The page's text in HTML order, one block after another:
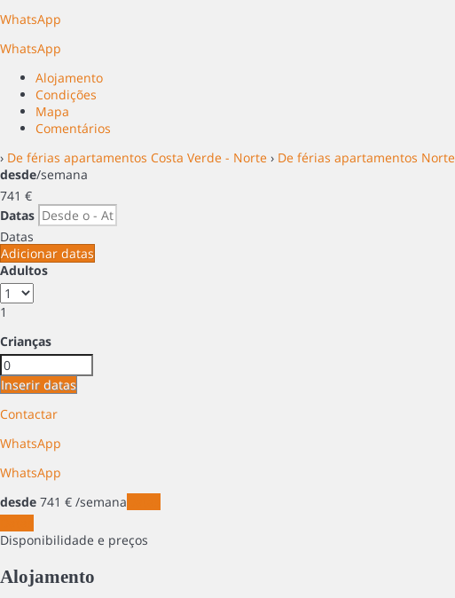
WhatsApp
WhatsApp
Alojamento
Condições
Mapa
Comentários
› De férias apartamentos Costa Verde - Norte › De férias apartamentos Norte
desde/semana
741 €
Datas
Datas
Adicionar datas
Adultos
1
Crianças
Inserir datas
Contactar
WhatsApp
WhatsApp
desde 741 € /semana
Disponibilidade e preços
Alojamento